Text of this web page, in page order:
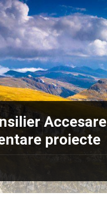
Accesare
proiecte